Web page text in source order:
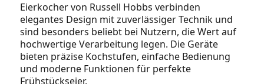
Eierkocher von Russell Hobbs verbinden
elegantes Design mit zuverlässiger Technik und
sind besonders beliebt bei Nutzern, die Wert auf
hochwertige Verarbeitung legen. Die Geräte
bieten präzise Kochstufen, einfache Bedienung
und moderne Funktionen für perfekte
Frühstückseier.